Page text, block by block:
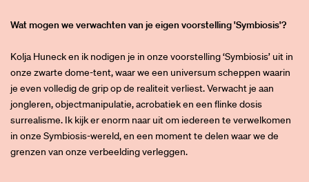
Wat mogen we verwachten van je eigen voorstelling 'Symbiosis'?
Kolja Huneck en ik nodigen je in onze voorstelling ‘Symbiosis’ uit in
onze zwarte dome-tent, waar we een universum scheppen waarin
je even volledig de grip op de realiteit verliest. Verwacht je aan
jongleren, objectmanipulatie, acrobatiek en een flinke dosis
surrealisme. Ik kijk er enorm naar uit om iedereen te verwelkomen
in onze Symbiosis-wereld, en een moment te delen waar we de
grenzen van onze verbeelding verleggen.